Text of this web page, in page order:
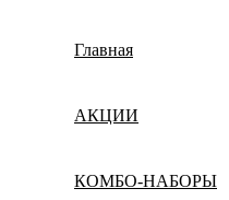
Главная
АКЦИИ
КОМБО-НАБОРЫ